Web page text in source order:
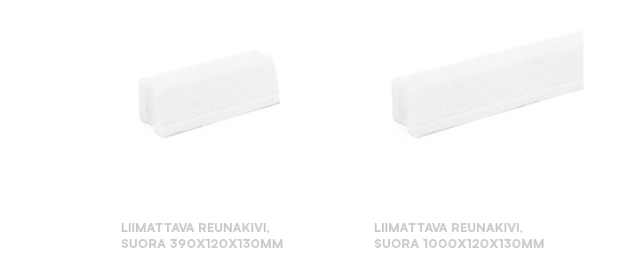
LIIMATTAVA REUNAKIVI,
SUORA 390X120X130MM
LIIMATTAVA REUNAKIVI,
SUORA 1000X120X130MM